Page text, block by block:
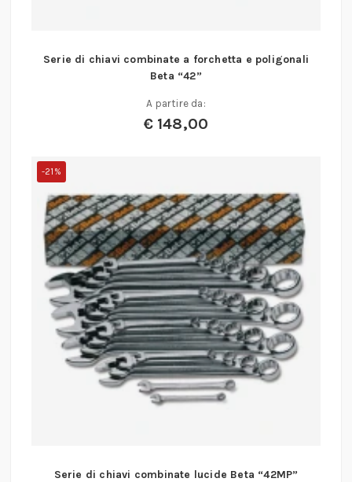
Serie di chiavi combinate a forchetta e poligonali
Beta “42”
A partire da:
€148,00
-21%
Serie di chiavi combinate lucide Beta “42MP”